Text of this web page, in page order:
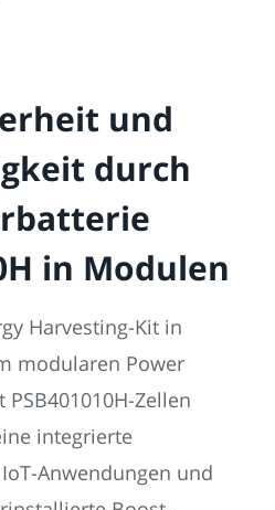
und
durch
in Modulen
Harvesting-Kit in
modularen Power
Zellen
integrierte
Anwendungen und